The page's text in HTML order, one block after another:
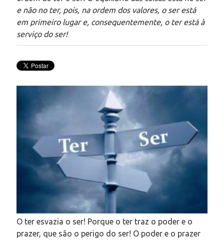
e não no ter, pois, na ordem dos valores, o ser está
em primeiro lugar e, consequentemente, o ter está à
serviço do ser!
O ter esvazia o ser! Porque o ter traz o poder e o
prazer, que são o perigo do ser! O poder e o prazer